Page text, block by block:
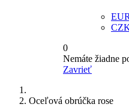
0
Nemáte žiadne
Zavrieť
Oceľová obrúčka rose